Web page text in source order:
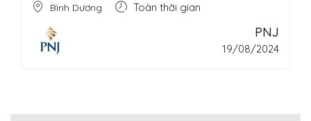
Bình Dương Toàn thời gian
PNJ
19/08/2024